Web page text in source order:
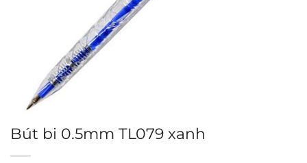
Bút bi 0.5mm TL079 xanh